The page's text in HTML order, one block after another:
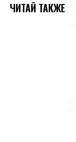
ЧИТАЙ ТАКЖЕ